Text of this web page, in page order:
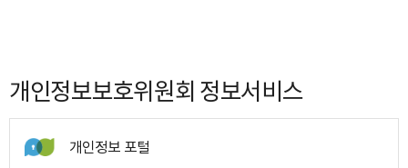
개인정보보호위원회 정보서비스
개인정보 포털